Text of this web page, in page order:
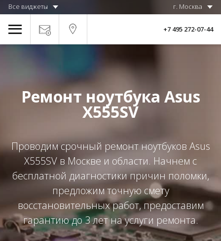
Все виджеты г. Москва
+7 495 272-07-44
Ремонт ноутбука Asus
X555SV
Проводим срочный ремонт ноутбуков Asus
X555SV в Москве и области. Начнем с
бесплатной диагностики причин поломки,
предложим точную смету
восстановительных работ, предоставим
гарантию до 3 лет на услуги ремонта.